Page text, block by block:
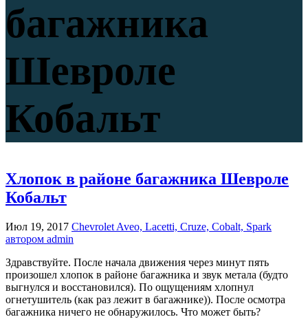
багажника
Шевроле
Кобальт
Хлопок в районе багажника Шевроле
Кобальт
Июл 19, 2017 Chevrolet Aveo, Lacetti, Cruze, Cobalt, Spark
автором admin
Здравствуйте. После начала движения через минут пять
произошел хлопок в районе багажника и звук метала (будто
выгнулся и восстановился). По ощущениям хлопнул
огнетушитель (как раз лежит в багажнике)). После осмотра
багажника ничего не обнаружилось. Что может быть?